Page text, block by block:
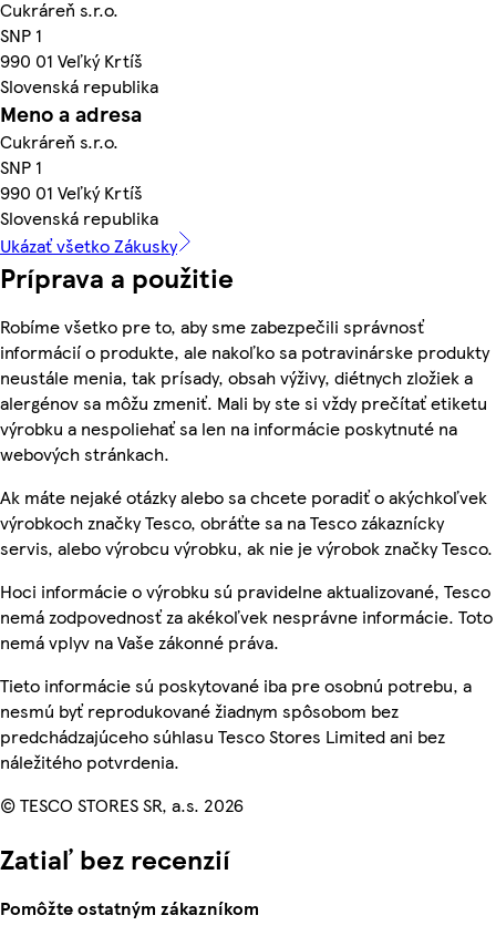
Cukráreň s.r.o.
SNP 1
990 01 Veľký Krtíš
Slovenská republika
Meno a adresa
Cukráreň s.r.o.
SNP 1
990 01 Veľký Krtíš
Slovenská republika
Ukázať všetko Zákusky
Príprava a použitie
Robíme všetko pre to, aby sme zabezpečili správnosť
informácií o produkte, ale nakoľko sa potravinárske produkty
neustále menia, tak prísady, obsah výživy, diétnych zložiek a
alergénov sa môžu zmeniť. Mali by ste si vždy prečítať etiketu
výrobku a nespoliehať sa len na informácie poskytnuté na
webových stránkach.
Ak máte nejaké otázky alebo sa chcete poradiť o akýchkoľvek
výrobkoch značky Tesco, obráťte sa na Tesco zákaznícky
servis, alebo výrobcu výrobku, ak nie je výrobok značky Tesco.
Hoci informácie o výrobku sú pravidelne aktualizované, Tesco
nemá zodpovednosť za akékoľvek nesprávne informácie. Toto
nemá vplyv na Vaše zákonné práva.
Tieto informácie sú poskytované iba pre osobnú potrebu, a
nesmú byť reprodukované žiadnym spôsobom bez
predchádzajúceho súhlasu Tesco Stores Limited ani bez
náležitého potvrdenia.
© TESCO STORES SR, a.s. 2026
Zatiaľ bez recenzií
Pomôžte ostatným zákazníkom